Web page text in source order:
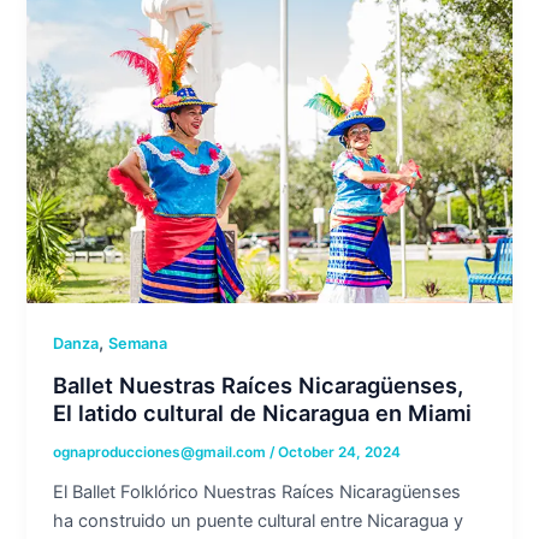
Danza,Semana
Ballet Nuestras Raíces Nicaragüenses,
El latido cultural de Nicaragua en Miami
ognaproducciones@gmail.com/October 24, 2024
El Ballet Folklórico Nuestras Raíces Nicaragüenses
ha construido un puente cultural entre Nicaragua y